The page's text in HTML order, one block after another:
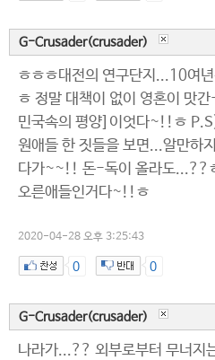
G-Crusader(crusader)
ㅎㅎㅎ대전의 연구단지...10여
ㅎ 정말 대책이 없이 영혼이 맛
민국속의 평양]이엇다~!!ㅎ
원애들 한 짓들을 보면...알만하
다가~~!! 돈-독이 올라도...??
오른애들인거다~!!ㅎ
2020-04-28 오후 3:25:43
0 0
G-Crusader(crusader)
나라가...?? 외부로부터 무너지